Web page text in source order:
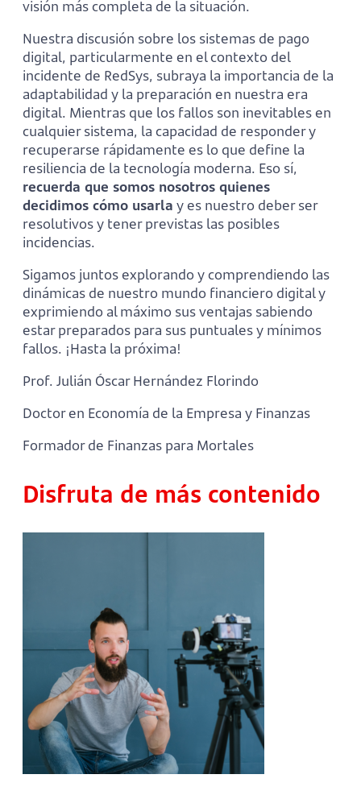
visión más completa de la situación.
Nuestra discusión sobre los sistemas de pago
digital, particularmente en el contexto del
incidente de RedSys, subraya la importancia de la
adaptabilidad y la preparación en nuestra era
digital. Mientras que los fallos son inevitables en
cualquier sistema, la capacidad de responder y
recuperarse rápidamente es lo que define la
resiliencia de la tecnología moderna. Eso sí,
recuerda que somos nosotros quienes
decidimos cómo usarla y es nuestro deber ser
resolutivos y tener previstas las posibles
incidencias.
Sigamos juntos explorando y comprendiendo las
dinámicas de nuestro mundo financiero digital y
exprimiendo al máximo sus ventajas sabiendo
estar preparados para sus puntuales y mínimos
fallos. ¡Hasta la próxima!
Prof. Julián Óscar Hernández Florindo
Doctor en Economía de la Empresa y Finanzas
Formador de Finanzas para Mortales
Disfruta de más contenido